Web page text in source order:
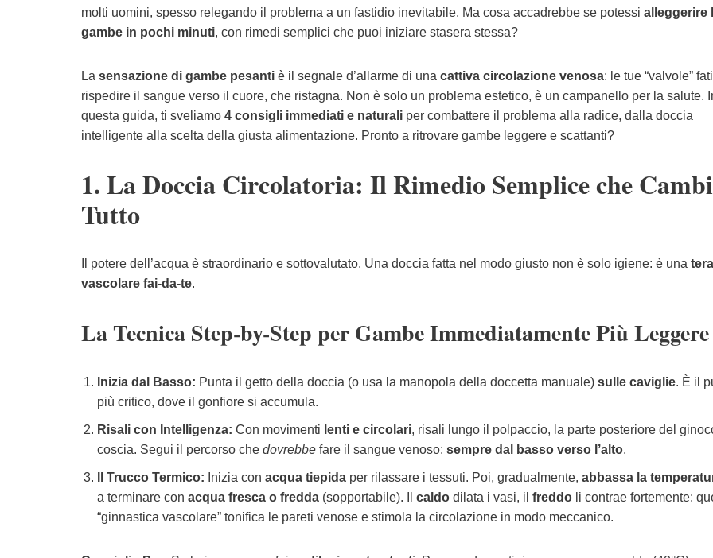
molti uomini, spesso relegando il problema a un fastidio inevitabile. Ma cosa accadrebbe se potessi alleggerire
gambe in pochi minuti, con rimedi semplici che puoi iniziare stasera stessa?
La sensazione di gambe pesanti è il segnale d’allarme di una cattiva circolazione venosa: le tue “valvole”
rispedire il sangue verso il cuore, che ristagna. Non è solo un problema estetico, è un campanello per la salute.
questa guida, ti sveliamo 4 consigli immediati e naturali per combattere il problema alla radice, dalla doccia
intelligente alla scelta della giusta alimentazione. Pronto a ritrovare gambe leggere e scattanti?
1. La Doccia Circolatoria: Il Rimedio Semplice che
Tutto
Il potere dell’acqua è straordinario e sottovalutato. Una doccia fatta nel modo giusto non è solo igiene: è una
vascolare fai-da-te.
La Tecnica Step-by-Step per Gambe Immediatamente Più Leggere
Inizia dal Basso: Punta il getto della doccia (o usa la manopola della doccetta manuale) sulle caviglie. È il
più critico, dove il gonfiore si accumula.
Risali con Intelligenza: Con movimenti lenti e circolari, risali lungo il polpaccio, la parte posteriore del
coscia. Segui il percorso che dovrebbe fare il sangue venoso: sempre dal basso verso l’alto.
Il Trucco Termico: Inizia con acqua tiepida per rilassare i tessuti. Poi, gradualmente, abbassa la
a terminare con acqua fresca o fredda (sopportabile). Il caldo dilata i vasi, il freddo li contrae fortemente:
“ginnastica vascolare” tonifica le pareti venose e stimola la circolazione in modo meccanico.